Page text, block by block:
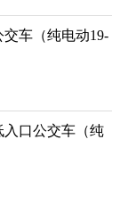
车（纯电动19-
入口公交车（纯